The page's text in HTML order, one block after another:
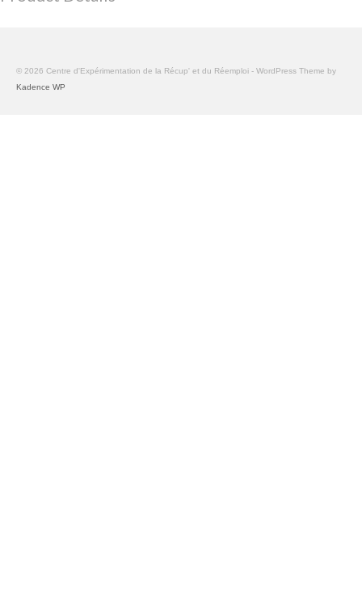
© 2026 Centre d'Expérimentation de la Récup' et du Réemploi - WordPress Theme by
Kadence WP